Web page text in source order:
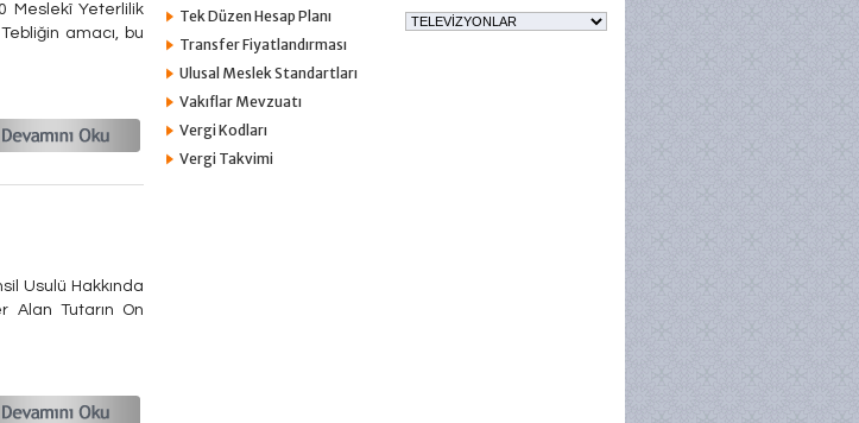
Meslekî Yeterlilik
amacı, bu
Usulü Hakkında
Alan Tutarın On
Tek Düzen Hesap Planı
Transfer Fiyatlandırması
Ulusal Meslek Standartları
Vakıflar Mevzuatı
Vergi Kodları
Vergi Takvimi